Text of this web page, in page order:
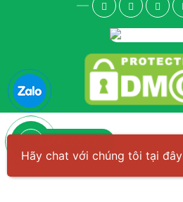
Hãy chat với chúng tôi tại đây